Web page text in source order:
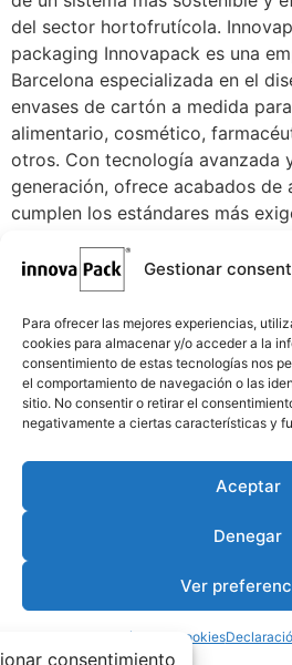
Gestionar
Para ofrecer las mejores experiencias,
cookies para almacenar y/o acceder a la
consentimiento de estas tecnologías nos
el comportamiento de navegación o las
sitio. No consentir o retirar el
negativamente a ciertas características y
Aceptar
Denegar
Ver
Política de cookies
del sector hortofrutícola.
packaging Innovapack es una
Barcelona especializada en el
envases de cartón a medida
alimentario, cosmético,
otros. Con tecnología avanzada
generación, ofrece acabados de
cumplen los estándares más
preimpresión, impresoras offset
y encoladoras, para crear
conservan y promocionan el
óptima.
Innovapack se
manera
feria Graphispack
consentimiento